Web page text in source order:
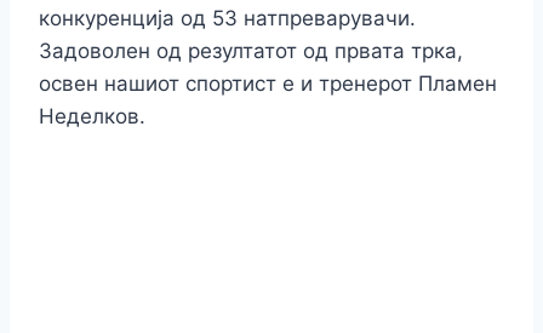
конкуренција од 53 натпреварувачи.
Задоволен од резултатот од првата трка,
освен нашиот спортист е и тренерот Пламен
Неделков.